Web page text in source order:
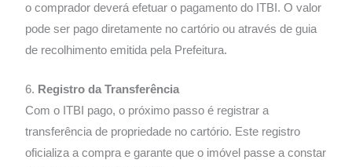
o comprador deverá efetuar o pagamento do ITBI. O valor
pode ser pago diretamente no cartório ou através de guia
de recolhimento emitida pela Prefeitura.
6. Registro da Transferência
Com o ITBI pago, o próximo passo é registrar a
transferência de propriedade no cartório. Este registro
oficializa a compra e garante que o imóvel passe a constar